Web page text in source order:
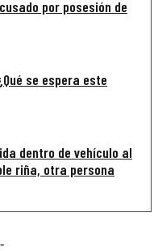
por posesión de
se espera este
dentro de vehículo al
riña, otra persona